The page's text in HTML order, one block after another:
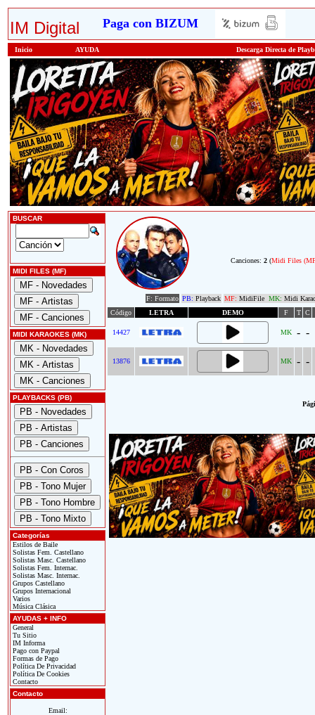
IM Digital Paga con BIZUM
Inicio AYUDA Descarga Directa de
BUSCAR
MIDI FILES (MF)
MIDI KARAOKES (MK)
PLAYBACKS (PB)
Categorías
Estilos de Baile
Solistas Fem. Castellano
Solistas Masc. Castellano
Solistas Fem. Internac.
Solistas Masc. Internac.
Grupos Castellano
Grupos Internacional
Varios
Música Clásica
AYUDAS + INFO
General
Tu Sitio
IM Informa
Pago con Paypal
Formas de Pago
Política De Privacidad
Política De Cookies
Contacto
Contacto
Email:
Canciones: 2 (Midi Files
F: Formato PB: Playback MF: MidiFile MK: Midi
Código
LETRA DEMO F T C
14427 MK - -
13876 MK - -